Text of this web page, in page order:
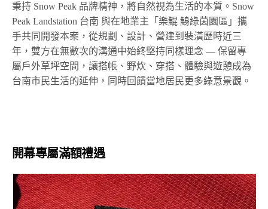
秉持 Snow Peak 品牌精神，將自然視為生活的本質。Snow
Peak Landstation 台南 與在地業主「樂鯤 鯓綠茵園區」攜
手共同開發本案，從規劃、設計、營建到裝潢歷時近三
年，雙方在無數次的溝通中始終堅持同樣理念 — 保留專
屬戶外草坪空間，讓搭帳、野炊、穿搭、體驗與遊憩成為
台南市民生活的延伸，同時回饋當地居民更多綠意景觀。
開幕專屬滿額禮遇